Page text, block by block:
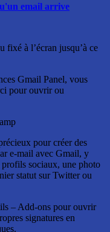
email arrive
fixé à l’écran jusqu’à ce
Gmail Panel, vous
pour ouvrir ou
pour créer des
e-mail avec Gmail, y
sociaux, une photo
statut sur Twitter ou
– Add-ons pour ouvrir
signatures en